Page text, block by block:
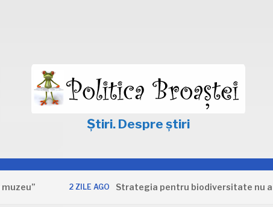
Știri. Despre știri
2 ZILE AGO Strategia pentru biodiversitate nu apără